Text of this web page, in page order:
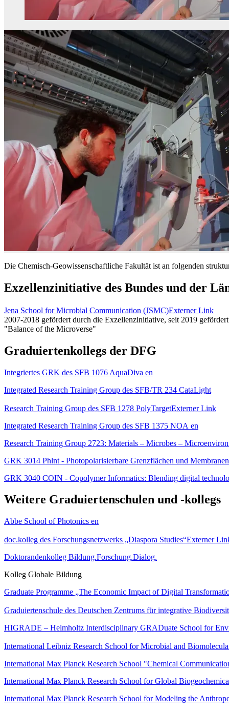
Die Chemisch-Geowissenschaftliche Fakultät ist an folgenden
Exzellenzinitiative des Bundes und der
Jena School for Microbial Communication (JSMC)Externer Link
2007-2018 gefördert durch die Exzellenzinitiative, seit 2019
"Balance of the Microverse"
Graduiertenkollegs der DFG
Integriertes GRK des SFB 1076 AquaDiva en
Integrated Research Training Group des SFB/TR 234 CataLight
Research Training Group des SFB 1278 PolyTargetExterner Link
Integrated Research Training Group des SFB 1375 NOA en
Research Training Group 2723: Materials – Microbes –
GRK 3014 Phlnt - Photopolarisierbare Grenzflächen und Membranen
GRK 3040 COIN - Copolymer Informatics: Blending digital
Weitere Graduiertenschulen und -kollegs
Abbe School of Photonics en
doc.kolleg des Forschungsnetzwerks „Diaspora Studies“Externer
Doktorandenkolleg Bildung.Forschung.Dialog.
Kolleg Globale Bildung
Graduate Programme „The Economic Impact of Digital
Graduiertenschule des Deutschen Zentrums für integrative
HIGRADE – Helmholtz Interdisciplinary GRADuate School for
International Leibniz Research School for Microbial and
International Max Planck Research School "Chemical
International Max Planck Research School for Global
International Max Planck Research School for Modeling the